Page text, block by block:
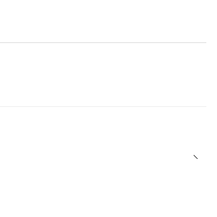
una señal estable y facilita la integración con
de reducción de ruido, mejorando la claridad de la
y resistente